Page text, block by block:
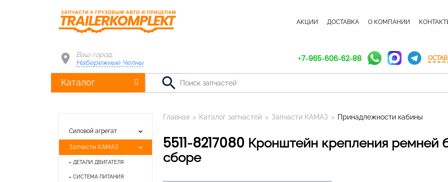
АКЦИИ ДОСТАВКА О КОМПАНИИ
Ваш город:
Набережные Челны
+7-965-606-62-88
Каталог search
Силовой агрегат keyboard_arrow_down
Запчасти КАМАЗ keyboard_arrow_down
ДЕТАЛИ ДВИГАТЕЛЯ
СИСТЕМА ПИТАНИЯ
Главная > Каталог запчастей > Запчасти КАМАЗ > Принадлежности кабины
5511-8217080 Кронштейн крепления ремней безопасности водителя в
сборе